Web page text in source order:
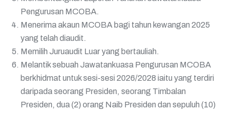
Pengurusan MCOBA.
Menerima akaun MCOBA bagi tahun kewangan 2025
yang telah diaudit.
Memilih Juruaudit Luar yang bertauliah.
Melantik sebuah Jawatankuasa Pengurusan MCOBA
berkhidmat untuk sesi-sesi 2026/2028 iaitu yang terdiri
daripada seorang Presiden, seorang Timbalan
Presiden, dua (2) orang Naib Presiden dan sepuluh (10)